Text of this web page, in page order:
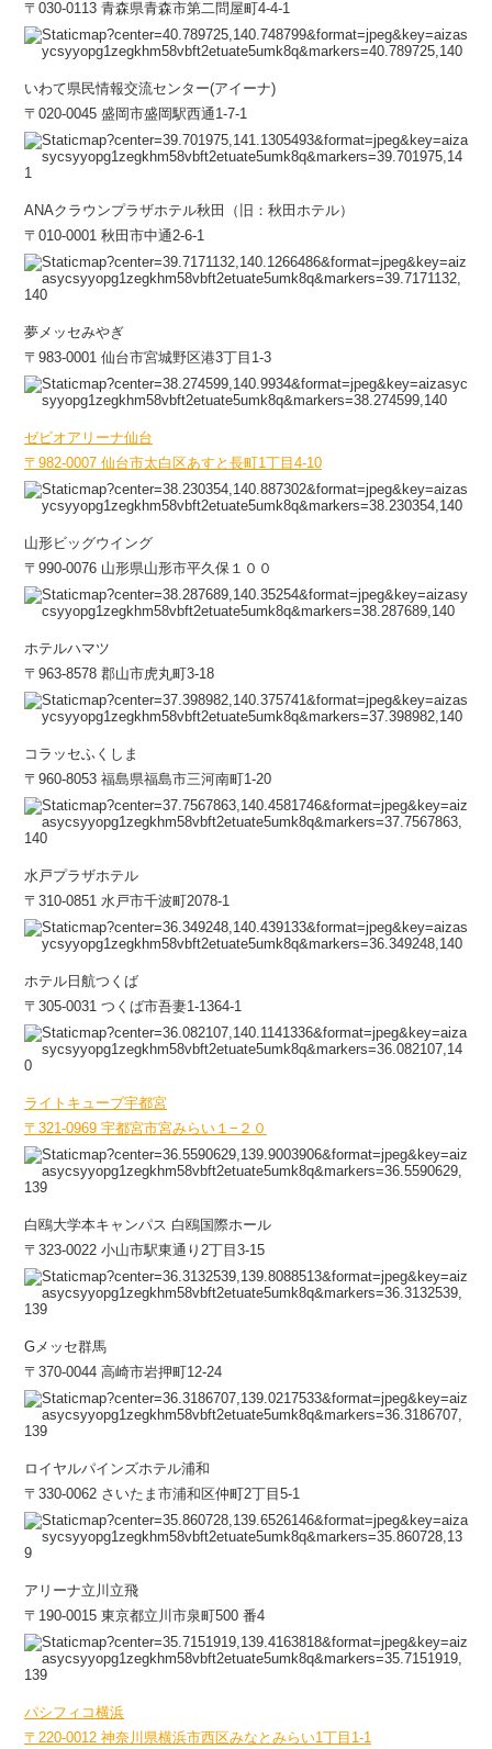
〒030-0113 青森県青森市第二問屋町4-4-1
いわて県民情報交流センター(アイーナ)
〒020-0045 盛岡市盛岡駅西通1-7-1
ANAクラウンプラザホテル秋田（旧：秋田ホテル）
〒010-0001 秋田市中通2-6-1
夢メッセみやぎ
〒983-0001 仙台市宮城野区港3丁目1-3
ゼビオアリーナ仙台
〒982-0007 仙台市太白区あすと長町1丁目4-10
山形ビッグウイング
〒990-0076 山形県山形市平久保１００
ホテルハマツ
〒963-8578 郡山市虎丸町3-18
コラッセふくしま
〒960-8053 福島県福島市三河南町1-20
水戸プラザホテル
〒310-0851 水戸市千波町2078-1
ホテル日航つくば
〒305-0031 つくば市吾妻1-1364-1
ライトキューブ宇都宮
〒321-0969 宇都宮市宮みらい１−２０
白鴎大学本キャンパス 白鴎国際ホール
〒323-0022 小山市駅東通り2丁目3-15
Gメッセ群馬
〒370-0044 高崎市岩押町12-24
ロイヤルパインズホテル浦和
〒330-0062 さいたま市浦和区仲町2丁目5-1
アリーナ立川立飛
〒190-0015 東京都立川市泉町500 番4
パシフィコ横浜
〒220-0012 神奈川県横浜市西区みなとみらい1丁目1-1